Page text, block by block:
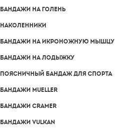
Бандажи на голень
Наколенники
Бандажи на икроножную мышцу
Бандажи на лодыжку
Поясничный бандаж для спорта
Бандажи Mueller
Бандажи Cramer
Бандажи Vulkan